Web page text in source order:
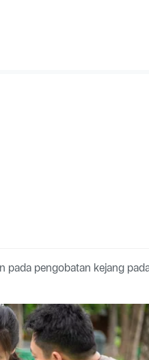
pada pengobatan kejang